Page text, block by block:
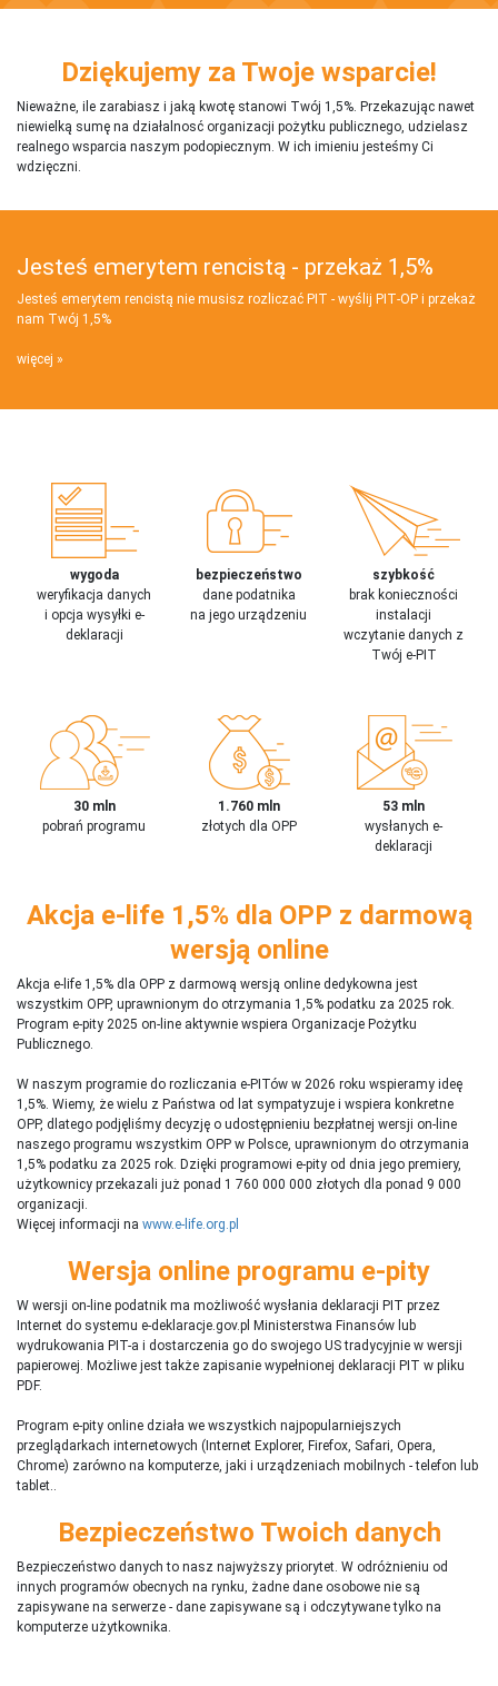
Dziękujemy za Twoje wsparcie!
Nieważne, ile zarabiasz i jaką kwotę stanowi Twój 1,5%. Przekazując nawet
niewielką sumę na działalnosć organizacji pożytku publicznego, udzielasz
realnego wsparcia naszym podopiecznym. W ich imieniu jesteśmy Ci
wdzięczni.
Jesteś emerytem rencistą - przekaż 1,5%
Jesteś emerytem rencistą nie musisz rozliczać PIT - wyślij PIT‑OP i przekaż
nam Twój 1,5%
więcej
wygoda
weryfikacja danych
i opcja wysyłki e-
deklaracji
bezpieczeństwo
dane podatnika
na jego urządzeniu
szybkość
brak konieczności
instalacji
wczytanie danych z
Twój e-PIT
30 mln
pobrań programu
1.760 mln
złotych dla OPP
53 mln
wysłanych e-
deklaracji
Akcja e-life 1,5% dla OPP z darmową
wersją online
Akcja e-life 1,5% dla OPP z darmową wersją online dedykowna jest
wszystkim OPP, uprawnionym do otrzymania 1,5% podatku za 2025 rok.
Program e-pity 2025 on-line aktywnie wspiera Organizacje Pożytku
Publicznego.
W naszym programie do rozliczania e-PITów w 2026 roku wspieramy ideę
1,5%. Wiemy, że wielu z Państwa od lat sympatyzuje i wspiera konkretne
OPP, dlatego podjęliśmy decyzję o udostępnieniu bezpłatnej wersji on-line
naszego programu wszystkim OPP w Polsce, uprawnionym do otrzymania
1,5% podatku za 2025 rok. Dzięki programowi e-pity od dnia jego premiery,
użytkownicy przekazali już ponad 1 760 000 000 złotych dla ponad 9 000
organizacji.
Więcej informacji na www.e-life.org.pl
Wersja online programu e-pity
W wersji on-line podatnik ma możliwość wysłania deklaracji PIT przez
Internet do systemu e-deklaracje.gov.pl Ministerstwa Finansów lub
wydrukowania PIT-a i dostarczenia go do swojego US tradycyjnie w wersji
papierowej. Możliwe jest także zapisanie wypełnionej deklaracji PIT w pliku
PDF.
Program e-pity online działa we wszystkich najpopularniejszych
przeglądarkach internetowych (Internet Explorer, Firefox, Safari, Opera,
Chrome) zarówno na komputerze, jaki i urządzeniach mobilnych - telefon lub
tablet..
Bezpieczeństwo Twoich danych
Bezpieczeństwo danych to nasz najwyższy priorytet. W odróżnieniu od
innych programów obecnych na rynku, żadne dane osobowe nie są
zapisywane na serwerze - dane zapisywane są i odczytywane tylko na
komputerze użytkownika.